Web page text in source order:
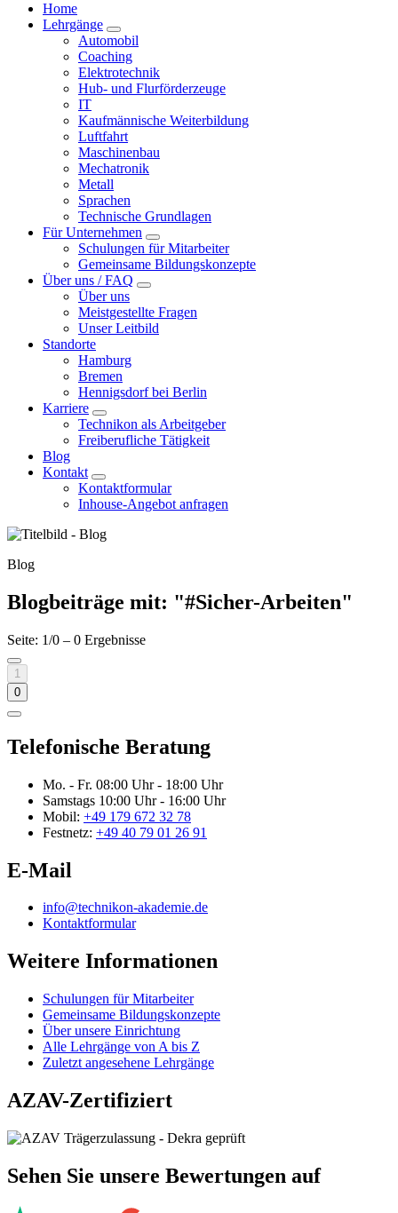
Home
Lehrgänge
Automobil
Coaching
Elektrotechnik
Hub- und Flurförderzeuge
IT
Kaufmännische Weiterbildung
Luftfahrt
Maschinenbau
Mechatronik
Metall
Sprachen
Technische Grundlagen
Für Unternehmen
Schulungen für Mitarbeiter
Gemeinsame Bildungskonzepte
Über uns / FAQ
Über uns
Meistgestellte Fragen
Unser Leitbild
Standorte
Hamburg
Bremen
Hennigsdorf bei Berlin
Karriere
Technikon als Arbeitgeber
Freiberufliche Tätigkeit
Blog
Kontakt
Kontaktformular
Inhouse-Angebot anfragen
Blog
Blogbeiträge mit: "#Sicher-Arbeiten"
Seite: 1/0 – 0 Ergebnisse
1
0
Telefonische Beratung
Mo. - Fr. 08:00 Uhr - 18:00 Uhr
Samstags 10:00 Uhr - 16:00 Uhr
Mobil: +49 179 672 32 78
Festnetz: +49 40 79 01 26 91
E-Mail
info@technikon-akademie.de
Kontaktformular
Weitere Informationen
Schulungen für Mitarbeiter
Gemeinsame Bildungskonzepte
Über unsere Einrichtung
Alle Lehrgänge von A bis Z
Zuletzt angesehene Lehrgänge
AZAV-Zertifiziert
Sehen Sie unsere Bewertungen auf